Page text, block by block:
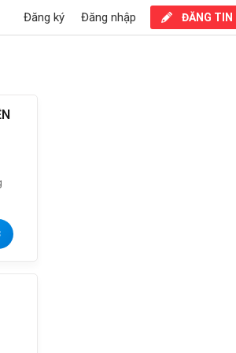
ĐĂNG TIN
Đăng nhập
Đăng ký